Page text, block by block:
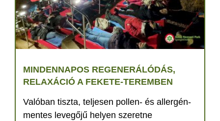
MINDENNAPOS REGENERÁLÓDÁS,
RELAXÁCIÓ A FEKETE-TEREMBEN
Valóban tiszta, teljesen pollen- és allergén-
mentes levegőjű helyen szeretne